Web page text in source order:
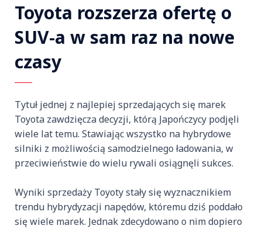
Toyota rozszerza ofertę o
SUV-a w sam raz na nowe
czasy
Tytuł jednej z najlepiej sprzedających się marek
Toyota zawdzięcza decyzji, którą Japończycy podjęli
wiele lat temu. Stawiając wszystko na hybrydowe
silniki z możliwością samodzielnego ładowania, w
przeciwieństwie do wielu rywali osiągnęli sukces.
Wyniki sprzedaży Toyoty stały się wyznacznikiem
trendu hybrydyzacji napędów, któremu dziś poddało
się wiele marek. Jednak zdecydowano o nim dopiero